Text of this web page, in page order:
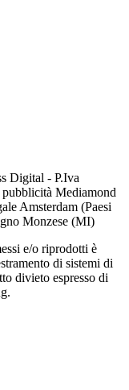
Digital - P.Iva
Mediamond
Amsterdam (Paesi
Monzese (MI)
e/o riprodotti è
di sistemi di
divieto espresso di